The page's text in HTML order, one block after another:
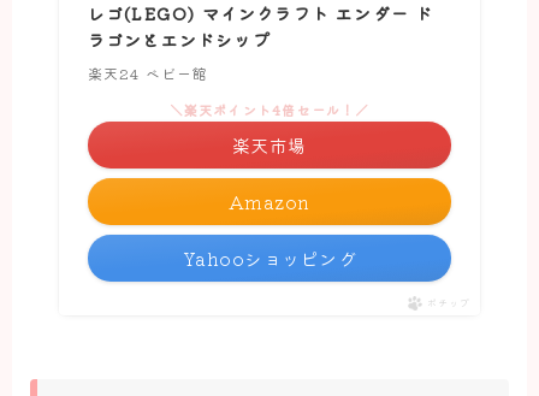
レゴ(LEGO) マインクラフト エンダー ド
ラゴンとエンドシップ
楽天24 ベビー館
Amazon
＼楽天ポイント4倍セール！／
楽天市場
Yahooショッピング
ポチップ